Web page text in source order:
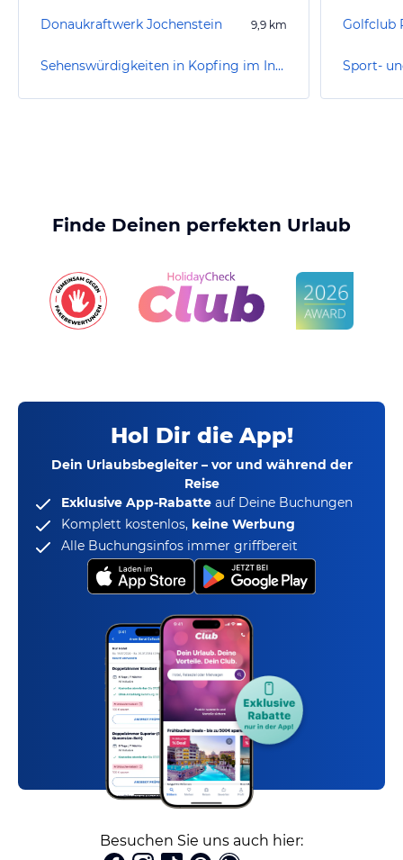
Donaukraftwerk Jochenstein 9,9 km
Sehenswürdigkeiten in Kopfing im Innkreis
Finde Deinen perfekten Urlaub
Hol Dir die App!
Dein Urlaubsbegleiter – vor und während der
Reise
Exklusive App-Rabatte auf Deine Buchungen
Komplett kostenlos, keine Werbung
Alle Buchungsinfos immer griffbereit
Besuchen Sie uns auch hier: